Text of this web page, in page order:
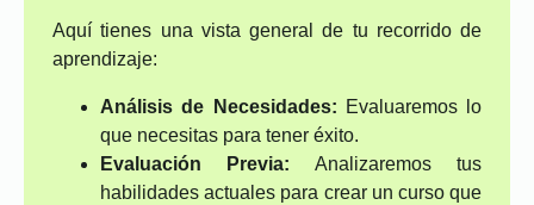
Aquí tienes una vista general de tu recorrido de
aprendizaje:
Análisis de Necesidades: Evaluaremos lo
que necesitas para tener éxito.
Evaluación Previa: Analizaremos tus
habilidades actuales para crear un curso que